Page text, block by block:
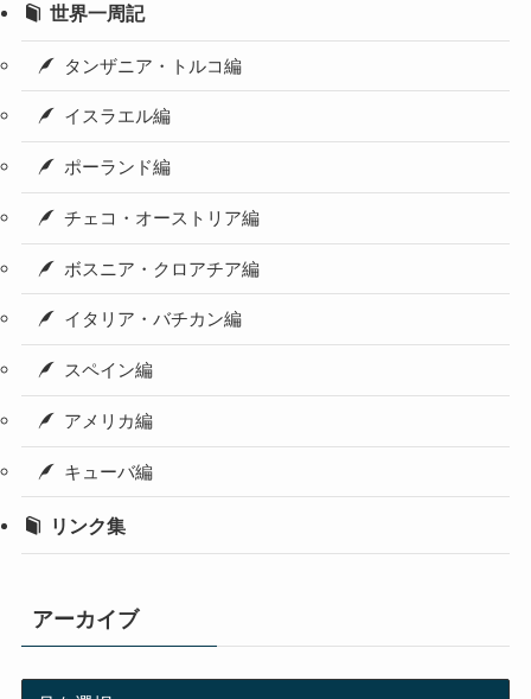
世界一周記
タンザニア・トルコ編
イスラエル編
ポーランド編
チェコ・オーストリア編
ボスニア・クロアチア編
イタリア・バチカン編
スペイン編
アメリカ編
キューバ編
リンク集
アーカイブ